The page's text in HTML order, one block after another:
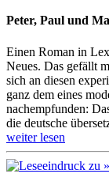
Peter, Paul und
Einen Roman in
Neues. Das gefällt
sich an diesen
ganz dem eines
nachempfunden:
die deutsche
weiter lesen